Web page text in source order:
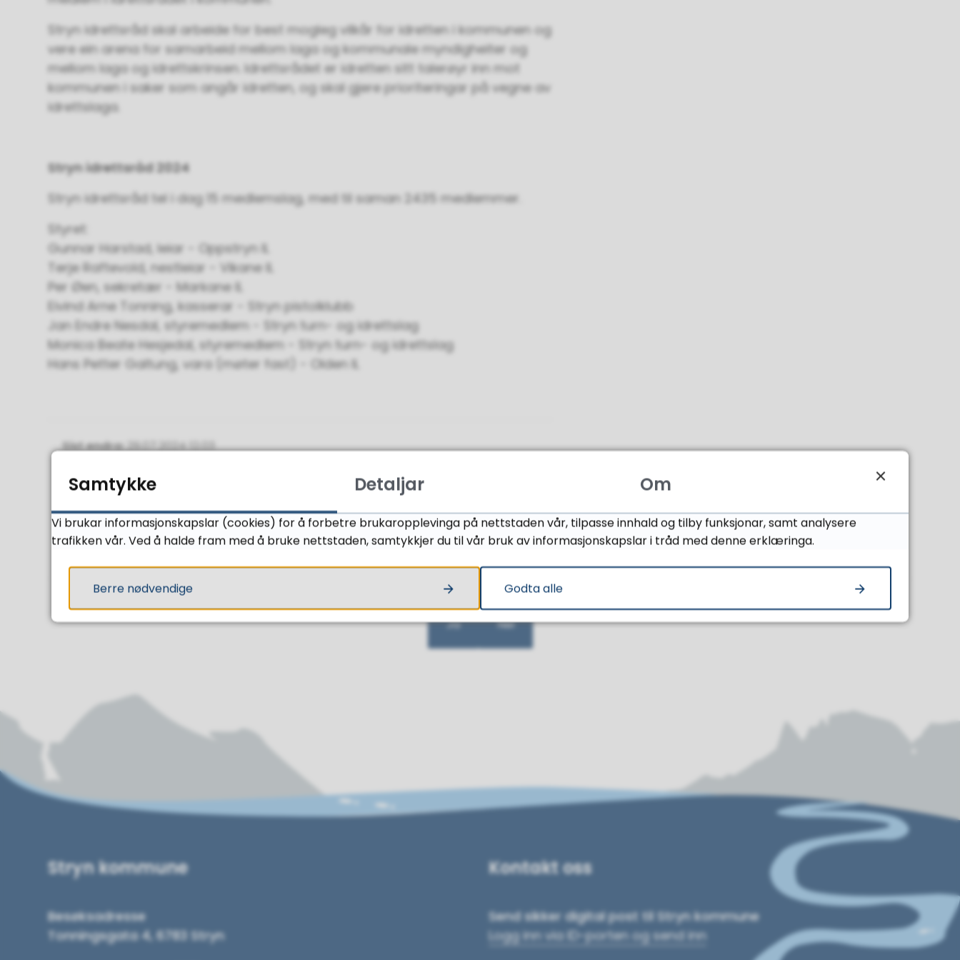
Stryn idrettsråd skal arbeide for best mogleg vilkår for idretten i kommunen og
vere ein arena for samarbeid mellom laga og kommunale myndigheiter og
mellom laga og idrettskrinsen. Idrettsrådet er idretten sitt talerøyr inn mot
kommunen i saker som angår idretten, og skal gjere prioriteringar på vegne av
idrettslaga.
Stryn idrettsråd 2024
Stryn idrettsråd tel i dag 15 medlemslag, med til saman 2435 medlemmer.
Styret:
Gunnar Harstad, leiar - Oppstryn IL
Terje Raftevold, nestleiar - Vikane IL
Per Øen, sekretær - Markane IL
Eivind Arne Tonning, kasserar - Stryn pistolklubb
Jan Endre Nesdal, styremedlem - Stryn turn- og idrettslag
Monica Beate Hesjedal, styremedlem - Stryn turn- og idrettslag
Hans Petter Galtung, vara (møter fast) - Olden IL
Sist endra 29.07.2024 12.03
Fann du det du leita etter?
Ja Nei
Stryn kommune
Besøksadresse
Tonningsgata 4, 6783 Stryn
Kontakt oss
Send sikker digital post til Stryn kommune
Logg inn via ID-porten og send inn
Samtykke Detaljar Om
Vi brukar informasjonskapslar (cookies) for å forbetre brukaropplevinga på nettstaden vår, tilpasse innhald og tilby funksjonar, samt analysere
trafikken vår. Ved å halde fram med å bruke nettstaden, samtykkjer du til vår bruk av informasjonskapslar i tråd med denne erklæringa.
Berre nødvendige Godta alle